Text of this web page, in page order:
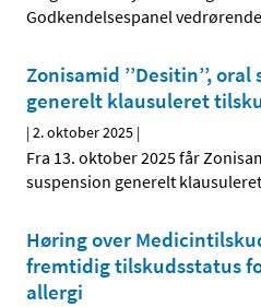
Godkendelsespanel
Zonisamid ’’Desitin’’,
generelt klausuleret
|2. oktober 2025 |
Fra 13. oktober 2025 får
suspension generelt
Høring over
fremtidig tilskudsstatus
allergi